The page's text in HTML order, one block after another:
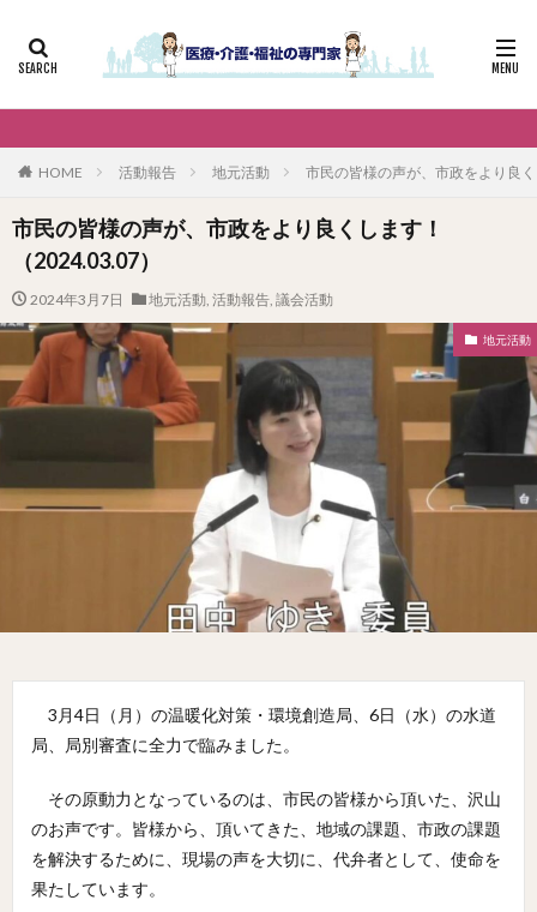
HOME 活動報告 地元活動 市民の皆様の声が、市政をより良
市民の皆様の声が、市政をより良くします！
（2024.03.07）
2024年3月7日 地元活動, 活動報告, 議会活動
地元活動
3月4日（月）の温暖化対策・環境創造局、6日（水）の水道
局、局別審査に全力で臨みました。
その原動力となっているのは、市民の皆様から頂いた、沢山
のお声です。皆様から、頂いてきた、地域の課題、市政の課題
を解決するために、現場の声を大切に、代弁者として、使命を
果たしています。